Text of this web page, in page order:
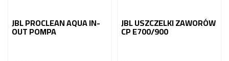
JBL PROCLEAN AQUA IN-
OUT POMPA
JBL USZCZELKI ZAWORÓW
CP E700/900